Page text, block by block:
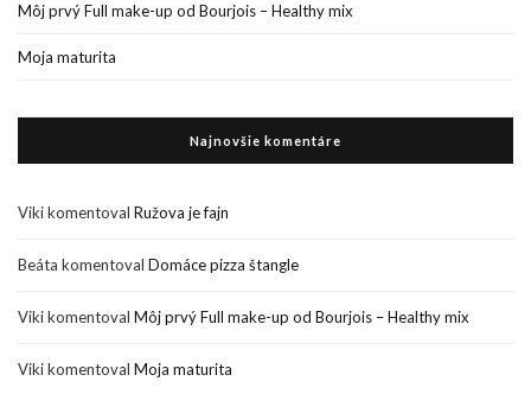
Môj prvý Full make-up od Bourjois – Healthy mix
Moja maturita
Najnovšie komentáre
Vikikomentoval Ružova je fajn
Beáta komentoval Domáce pizza štangle
Vikikomentoval Môj prvý Full make-up od Bourjois – Healthy mix
Vikikomentoval Moja maturita